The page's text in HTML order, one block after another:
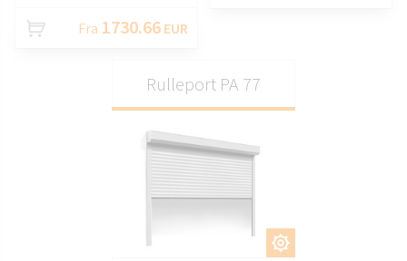
Fra 1730.66 EUR
Rulleport PA 77